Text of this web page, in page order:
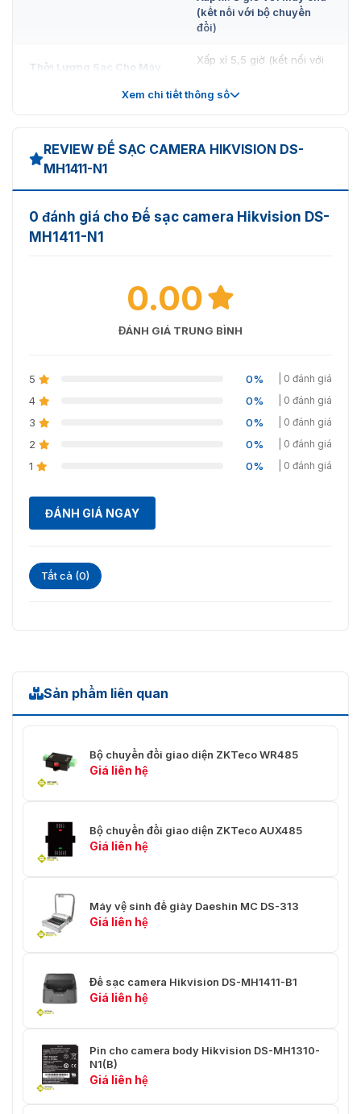
(kết nối với bộ chuyển
đổi)
Thời Lượng Sạc Cho Máy
Xấp xỉ 5,5 giờ (kết nối với
với bộ chuyển đổi)
LED cảnh báo nguồn điện
sạc
0 °C đến +45 °C
≤ 90%
Xem chi tiết thông số
REVIEW ĐẾ SẠC CAMERA HIKVISION DS-
MH1411-N1
0 đánh giá cho Đế sạc camera Hikvision DS-
MH1411-N1
0.00
ĐÁNH GIÁ TRUNG BÌNH
5 0% | 0 đánh giá
4 0% | 0 đánh giá
3 0% | 0 đánh giá
2 0% | 0 đánh giá
1 0% | 0 đánh giá
ĐÁNH GIÁ NGAY
Tất cả (0)
Sản phẩm liên quan
Bộ chuyển đổi giao diện ZKTeco WR485
Giá liên hệ
Bộ chuyển đổi giao diện ZKTeco AUX485
Giá liên hệ
Máy vệ sinh đế giày Daeshin MC DS-313
Giá liên hệ
Đế sạc camera Hikvision DS-MH1411-B1
Giá liên hệ
Pin cho camera body Hikvision DS-MH1310-
N1(B)
Giá liên hệ